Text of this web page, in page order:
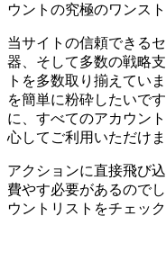
ウントの究極のワンス
当サイトの信頼できる
器、そして多数の戦略
トを多数取り揃えてい
を簡単に粉砕したいで
に、すべてのアカウン
心してご利用いただけま
アクションに直接飛び
費やす必要があるので
ウントリストをチェッ